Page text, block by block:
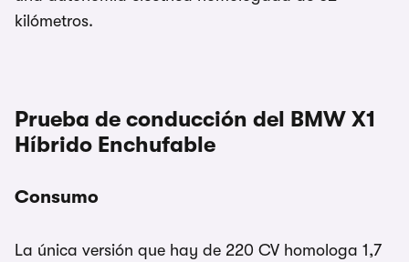
kilómetros.
Prueba de conducción del BMW X1
Híbrido Enchufable
Consumo
La única versión que hay de 220 CV homologa 1,7